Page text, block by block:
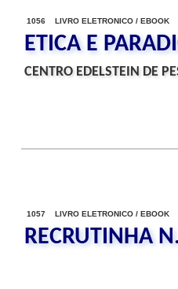
1056 LIVRO ELETRONICO / EBOOK
ETICA E
CENTRO EDELSTEIN DE
1057 LIVRO ELETRONICO / EBOOK
RECRUTINHA